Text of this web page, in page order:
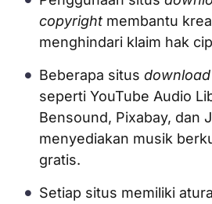
copyright membantu
menghindari klaim hak
Beberapa situs download
seperti YouTube Audio
Bensound, Pixabay, dan
menyediakan musik
gratis.
Setiap situs memiliki